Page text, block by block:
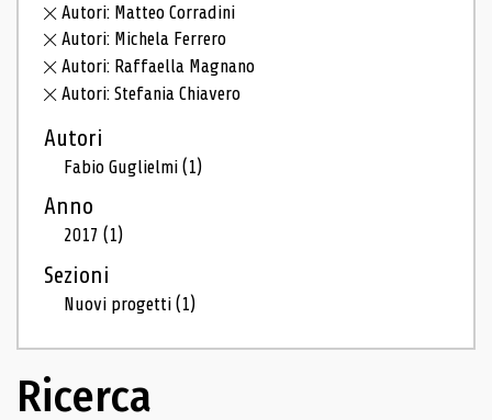
Autori: Matteo Corradini
Autori: Michela Ferrero
Autori: Raffaella Magnano
Autori: Stefania Chiavero
Autori
Fabio Guglielmi(1)
Anno
2017(1)
Sezioni
Nuovi progetti(1)
Ricerca